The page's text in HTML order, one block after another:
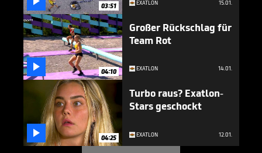
03:51 EXATLON 15.01.
 04:10
Großer Rückschlag für
Team Rot
EXATLON 14.01.
 04:25
Turbo raus? Exatlon-
Stars geschockt
EXATLON 12.01.